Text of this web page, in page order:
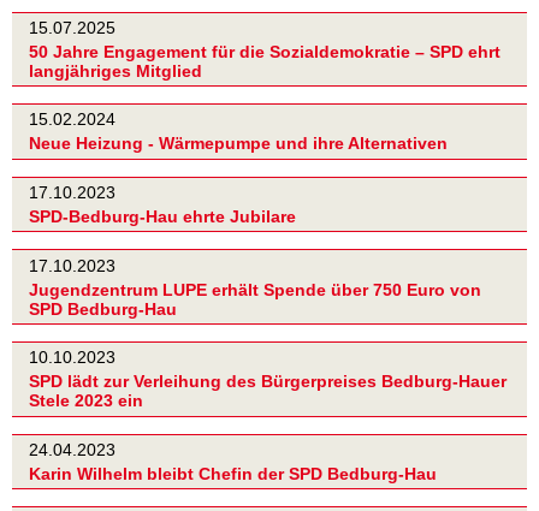
15.07.2025
50 Jahre Engagement für die Sozialdemokratie – SPD ehrt
langjähriges Mitglied
15.02.2024
Neue Heizung - Wärmepumpe und ihre Alternativen
17.10.2023
SPD-Bedburg-Hau ehrte Jubilare
17.10.2023
Jugendzentrum LUPE erhält Spende über 750 Euro von
SPD Bedburg-Hau
10.10.2023
SPD lädt zur Verleihung des Bürgerpreises Bedburg-Hauer
Stele 2023 ein
24.04.2023
Karin Wilhelm bleibt Chefin der SPD Bedburg-Hau